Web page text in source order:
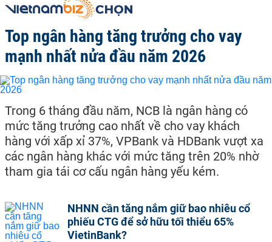
Top ngân hàng tăng trưởng cho vay
mạnh nhất nửa đầu năm 2026
Trong 6 tháng đầu năm, NCB là ngân hàng có
mức tăng trưởng cao nhất về cho vay khách
hàng với xấp xỉ 37%, VPBank và HDBank vượt xa
các ngân hàng khác với mức tăng trên 20% nhờ
tham gia tái cơ cấu ngân hàng yếu kém.
NHNN cần tăng nắm giữ bao nhiêu cổ
phiếu CTG để sở hữu tối thiểu 65%
VietinBank?